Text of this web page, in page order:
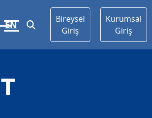
EN
Bireysel
Giriş
Kurumsal
Giriş